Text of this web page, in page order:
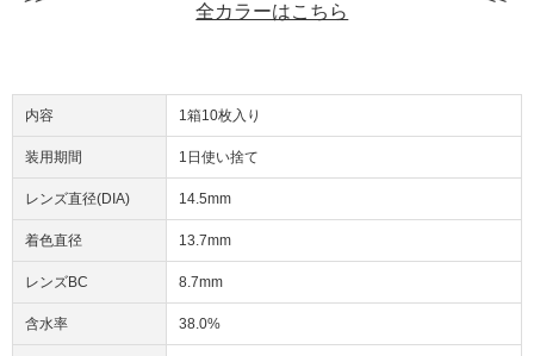
全カラーはこちら
内容 1箱10枚入り
装用期間 1日使い捨て
レンズ直径(DIA) 14.5mm
着色直径 13.7mm
レンズBC 8.7mm
含水率 38.0%